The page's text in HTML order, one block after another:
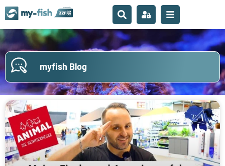
myfish Blog